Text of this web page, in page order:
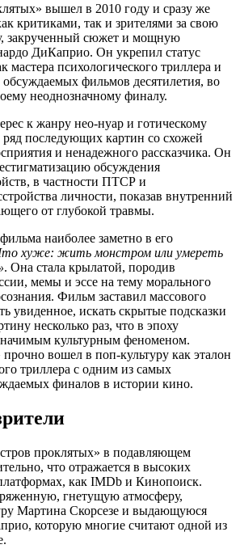
вышел в 2010 году и сразу же
критиками, так и зрителями за свою
закрученный сюжет и мощную
ДиКаприо. Он укрепил статус
мастера психологического триллера и
фильмов десятилетия, во
неоднозначному финалу.
к жанру нео-нуар и готическому
ряд последующих картин со схожей
и ненадежного рассказчика. Он
обсуждения
в частности ПТСР и
личности, показав внутренний
от глубокой травмы.
наиболее заметно в его
хуже: жить монстром или умереть
. Она стала крылатой, породив
мемы и эссе на тему морального
Фильм заставил массового
увиденное, искать скрытые подсказки
несколько раз, что в эпоху
культурным феноменом.
вошел в поп-культуру как эталон
триллера с одним из самых
финалов в истории кино.
проклятых» в подавляющем
что отражается в высоких
как IMDb и Кинопоиск.
гнетущую атмосферу,
Мартина Скорсезе и выдающуюся
которую многие считают одной из